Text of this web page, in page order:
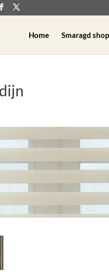
Home Smaragd shop